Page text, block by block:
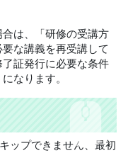
は、「研修の受講方
な講義を再受講して
証発行に必要な条件
なります。
ップできません、最初